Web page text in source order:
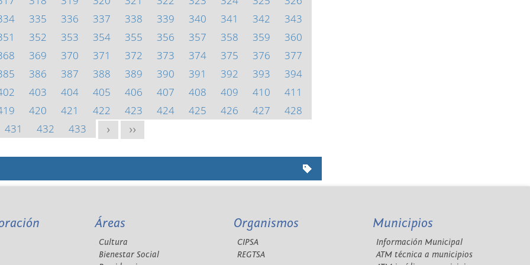
335 336 337 338 339 340 341 342
343
352 353 354 355 356 357 358 359
360
369 370 371 372 373 374 375 376
377
386 387 388 389 390 391 392 393
394
403 404 405 406 407 408 409 410
411
420 421 422 423 424 425 426 427
428
431
432 433 > >>
Áreas
Cultura
Bienestar Social
Organismos
CIPSA
REGTSA
Municipios
Información Municipal
ATM técnica a municipios